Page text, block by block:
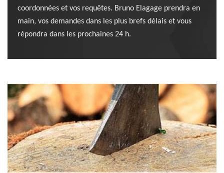
coordonnées et vos requêtes. Bruno Elagage prendra en
main, vos demandes dans les plus brefs délais et vous
répondra dans les prochaines 24 h.